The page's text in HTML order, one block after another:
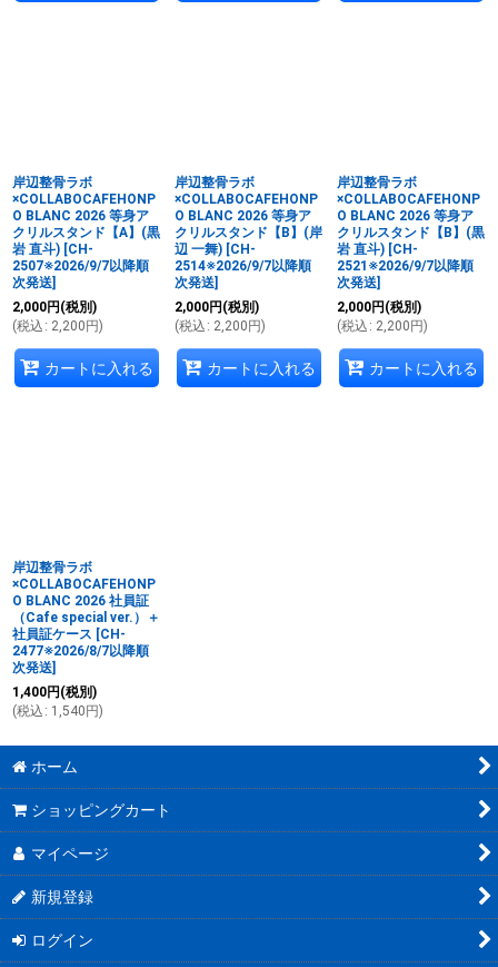
岸辺整骨ラボ
×COLLABOCAFEHONP
O BLANC 2026 等身ア
クリルスタンド【A】(黒
岩 直斗) [CH-
2507※2026/9/7以降順
次発送]
2,000円 (税別)
(税込 : 2,200 円)
カートに入れる
岸辺整骨ラボ
×COLLABOCAFEHONP
O BLANC 2026 等身ア
クリルスタンド【B】(岸
辺 一舞) [CH-
2514※2026/9/7以降順
次発送]
2,000円 (税別)
(税込 : 2,200 円)
カートに入れる
岸辺整骨ラボ
×COLLABOCAFEHONP
O BLANC 2026 等身ア
クリルスタンド【B】(黒
岩 直斗) [CH-
2521※2026/9/7以降順
次発送]
2,000円 (税別)
(税込 : 2,200 円)
カートに入れる
岸辺整骨ラボ
×COLLABOCAFEHONP
O BLANC 2026 社員証
（Cafe special ver.）＋
社員証ケース [CH-
2477※2026/8/7以降順
次発送]
1,400円 (税別)
(税込 : 1,540 円)
ホーム
ショッピングカート
マイページ
新規登録
ログイン